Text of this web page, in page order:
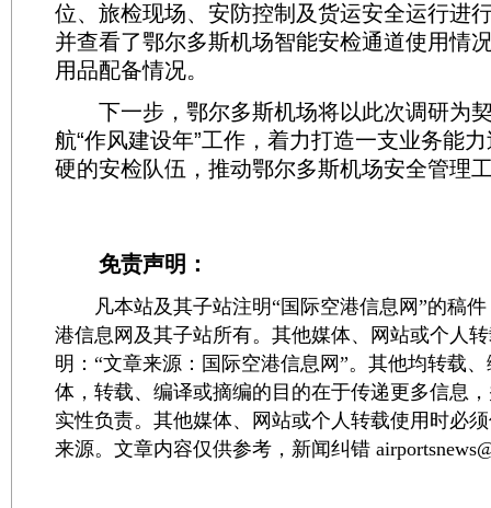
位、旅检现场、安防控制及货运安全运行进
并查看了鄂尔多斯机场智能安检通道使用情
用品配备情况。
下一步，鄂尔多斯机场将以此次调研为
航“作风建设年”工作，着力打造一支业务能
硬的安检队伍，推动鄂尔多斯机场安全管理
免责声明：
凡本站及其子站注明“国际空港信息网”的稿件
港信息网及其子站所有。其他媒体、网站或个人
明：“文章来源：国际空港信息网”。其他均转载
体，转载、编译或摘编的目的在于传递更多信息
实性负责。其他媒体、网站或个人转载使用时必
来源。文章内容仅供参考，新闻纠错